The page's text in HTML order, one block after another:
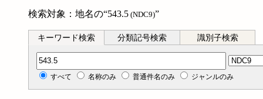
検索対象：地名の“543.5 (NDC9)”
キーワード検索 分類記号検索 識別子検索
分類記号検索
すべて 名称のみ 普通件名のみ ジャンルのみ